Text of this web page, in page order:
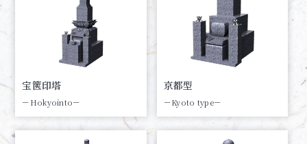
宝篋印塔
－Hokyointo－
京都型
－Kyoto type－